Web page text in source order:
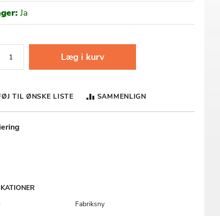
Ja
Læg i kurv
TIL ØNSKE LISTE SAMMENLIGN
Fabriksny